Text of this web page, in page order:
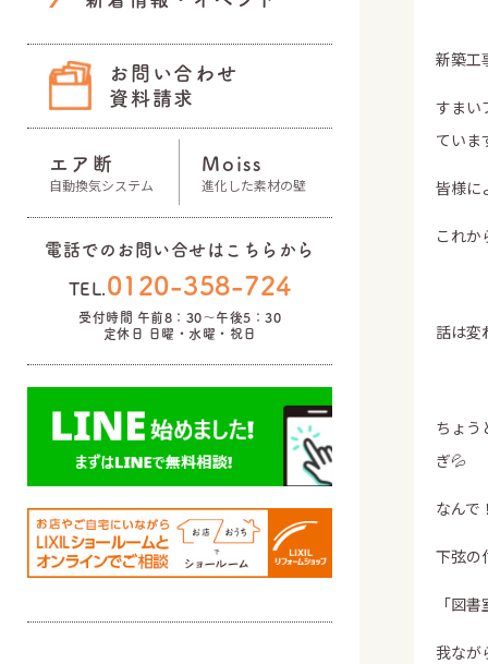
お問い合わせ
資料請求
エア断
自動換気システム
Moiss
進化した素材の壁
電話でのお問い合せはこちらから
TEL. 0120-358-724
受付時間 午前8：30～午後5：30
定休日 日曜・水曜・祝日
新築工
すまい
ていま
皆様に
これか
話は変
ちょう
ぎ💦
なんで
下弦の
「図
我な